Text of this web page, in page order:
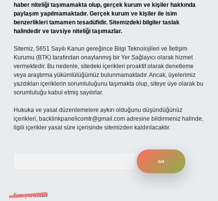
haber niteliği taşımamakta olup, gerçek kurum ve kişiler hakkında
paylaşım yapılmamaktadır. Gerçek kurum ve kişiler ile isim
benzerlikleri tamamen tesadüfidir. Sitemizdeki bilgiler taslak
halindedir ve tavsiye niteliği taşımazlar.
Sitemiz, 5651 Sayılı Kanun gereğince Bilgi Teknolojileri ve İletişim
Kurumu (BTK) tarafından onaylanmış bir Yer Sağlayıcı olarak hizmet
vermektedir. Bu nedenle, sitedeki içerikleri proaktif olarak denetleme
veya araştırma yükümlülüğümüz bulunmamaktadır. Ancak, üyelerimiz
yazdıkları içeriklerin sorumluluğunu taşımakta olup, siteye üye olarak bu
sorumluluğu kabul etmiş sayılırlar.
Hukuka ve yasal düzenlemelere aykırı olduğunu düşündüğünüz
içerikleri, backlinkpanelicomtr@gmail.com adresine bildirmeniz halinde,
ilgili içerikler yasal süre içerisinde sitemizden kaldırılacaktır.
Son yorumlar